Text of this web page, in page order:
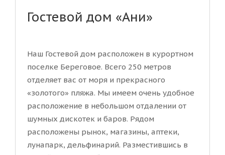
Гостевой дом «Ани»
Наш Гостевой дом расположен в курортном
поселке Береговое. Всего 250 метров
отделяет вас от моря и прекрасного
«золотого» пляжа. Мы имеем очень удобное
расположение в небольшом отдалении от
шумных дискотек и баров. Рядом
расположены рынок, магазины, аптеки,
лунапарк, дельфинарий. Разместившись в